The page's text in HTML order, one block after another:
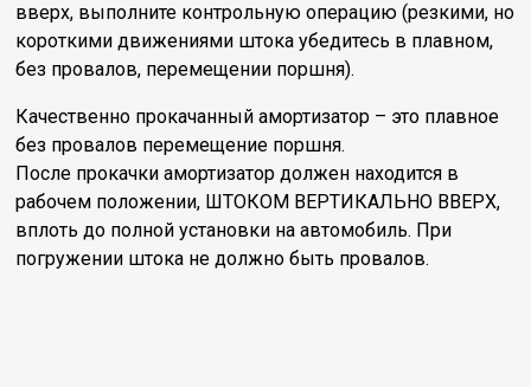
вверх, выполните контрольную операцию (резкими, но
короткими движениями штока убедитесь в плавном,
без провалов, перемещении поршня).
Качественно прокачанный амортизатор – это плавное
без провалов перемещение поршня.
После прокачки амортизатор должен находится в
рабочем положении, ШТОКОМ ВЕРТИКАЛЬНО ВВЕРХ,
вплоть до полной установки на автомобиль. При
погружении штока не должно быть провалов.